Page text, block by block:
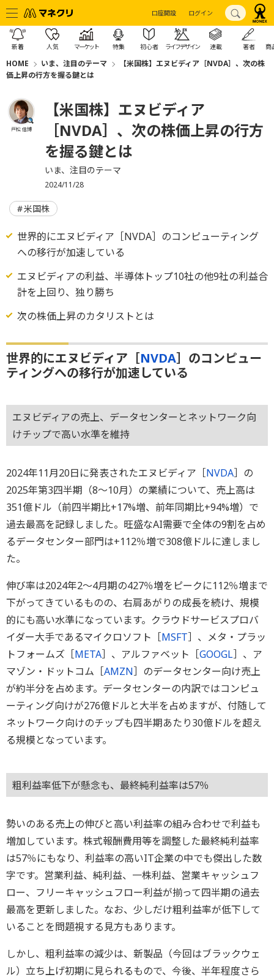
口座開設 ログイン
新着 人気 マーケット 特集 初心者 ライフデザイン 連載 著者 商
HOME いま、注目のテーマ
【米国株】エヌビディア［NVDA］、次の株
価上昇の行方を握る鍵とは
戸松 信博
【米国株】エヌビディア
［NVDA］、次の株価上昇の行方
を握る鍵とは
いま、注目のテーマ
2024/11/28
米国株
世界的にエヌビディア［NVDA］のコンピューティング
への移行が加速している
エヌビディアの利益、半導体トップ10社の他9社の利益合
計を上回り、独り勝ち
次の株価上昇のカタリストとは
世界的にエヌビディア［NVDA］のコンピュー
ティングへの移行が加速している
エヌビディアの売上、データセンターとネットワーク向
けチップで高い水準を維持
2024年11月20日に発表されたエヌビディア［NVDA］の
2025年第3四半期（8～10月）の業績について、売上高は
351億ドル（前四半期比+17%増、前年同期比+94%増）で
過去最高を記録しました。旺盛なAI需要で全体の9割を占め
るデータセンター部門は+112％増で308億ドルに達しまし
た。
伸び率は2024年2～4月期の427％増をピークに112％増まで
下がってきているものの、右肩あがりの成長を続け、規模
的にも高い水準になっています。クラウドサービスプロバ
イダー大手であるマイクロソフト［MSFT］、メタ・プラッ
トフォームズ［META］、アルファベット［GOOGL］、ア
マゾン・ドットコム［AMZN］のデータセンター向け売上
が約半分を占めます。データセンターの内訳ではコンピュ
ーティング向けが276億ドルと大半を占めますが、付随して
ネットワーク向けのチップも四半期あたり30億ドルを超え
る規模となっています。
粗利益率低下が懸念も、最終純利益率は57％
勢いのある売上の伸びと高い利益率の組み合わせで利益も
増加しています。株式報酬費用等を調整した最終純利益率
は57％にもなり、利益率の高いIT企業の中でも傑出した数
字です。営業利益、純利益、一株利益、営業キャッシュフ
ロー、フリーキャッシュフロー利益が揃って四半期の過去
最高を更新しました。なお、少しだけ粗利益率が低下して
いることを問題視する見方もあります。
しかし、粗利益率の減少は、新製品（今回はブラックウェ
ル）立ち上げ初期に見られるもので、今後、半年程度さら